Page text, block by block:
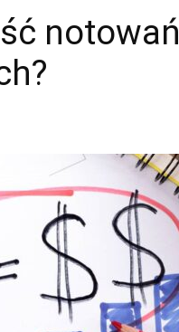
notowań